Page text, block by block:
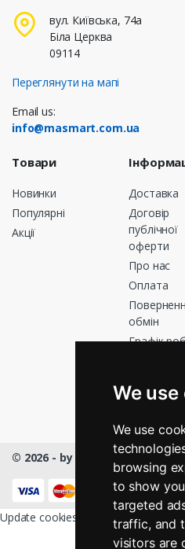
We
We use
browsing
to show
targeted
traffic, and
visitors are
вул. Київська, 74а
Біла Церква
09114
Переглянути на мапі
Email us:
info@masmart.com.ua
Товари
Новинки
Популярні
Акції
Доставка
Договір
публічної
оферти
Про нас
Оплата
обмін
Графік
Магазини
© 2026 - by Masmart™- All
Update cookies preferences